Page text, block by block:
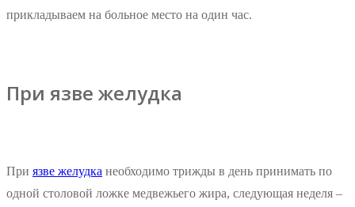
прикладываем на больное место на один час.
При язве желудка
При язве желудка необходимо трижды в день принимать по
одной столовой ложке медвежьего жира, следующая неделя –